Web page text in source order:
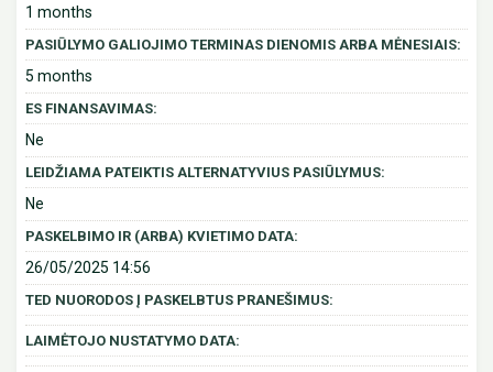
1 months
PASIŪLYMO GALIOJIMO TERMINAS DIENOMIS ARBA MĖNESIAIS:
5 months
ES FINANSAVIMAS:
Ne
LEIDŽIAMA PATEIKTIS ALTERNATYVIUS PASIŪLYMUS:
Ne
PASKELBIMO IR (ARBA) KVIETIMO DATA:
26/05/2025 14:56
TED NUORODOS Į PASKELBTUS PRANEŠIMUS:
LAIMĖTOJO NUSTATYMO DATA: